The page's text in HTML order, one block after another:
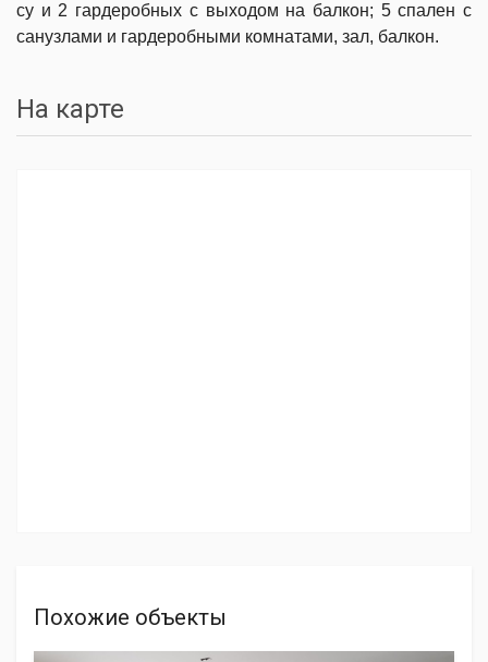
су и 2 гардеробных с выходом на балкон; 5 спален с
санузлами и гардеробными комнатами, зал, балкон.
На карте
Похожие объекты